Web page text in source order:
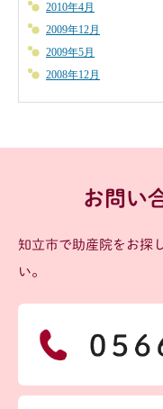
2010年4月
2009年12月
2009年5月
2008年12月
お問い
知立市で助産院をお探
い。